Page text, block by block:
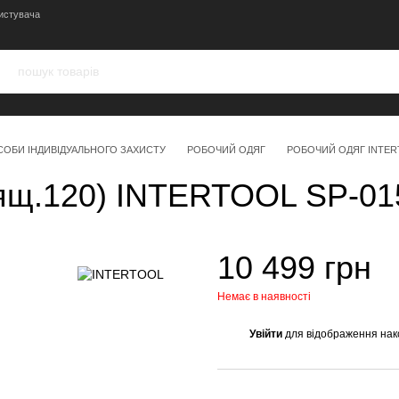
ІНДИВІДУАЛЬНОГО ЗАХИСТУ РОБОЧИЙ ОДЯГ РОБОЧИЙ ОДЯГ
INTERTOOL SP-
10 499 грн
Немає в наявності
Увійти для відображення